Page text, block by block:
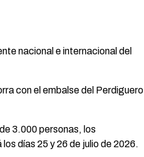
nacional e internacional del
con el embalse del Perdiguero
3.000 personas, los
días 25 y 26 de julio de 2026.